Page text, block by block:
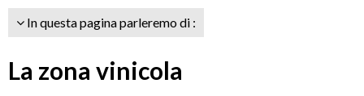
In questa pagina parleremo di :
La zona vinicola